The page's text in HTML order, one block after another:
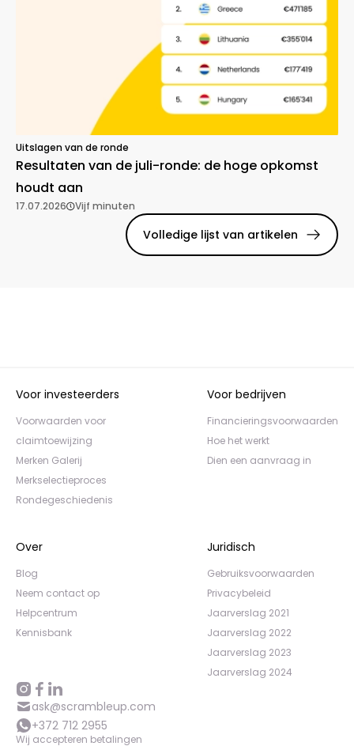
Uitslagen van de ronde
Resultaten van de juli-ronde: de hoge opkomst
houdt aan
17.07.2026 Vijf minuten
Volledige lijst van artikelen
Voor investeerders
Voorwaarden voor
claimtoewijzing
Merken Galerij
Merkselectieproces
Rondegeschiedenis
Voor bedrijven
Financieringsvoorwaarden
Hoe het werkt
Dien een aanvraag in
Over
Blog
Neem contact op
Helpcentrum
Kennisbank
Juridisch
Gebruiksvoorwaarden
Privacybeleid
Jaarverslag 2021
Jaarverslag 2022
Jaarverslag 2023
Jaarverslag 2024
ask@scrambleup.com
+372 712 2955
Wij accepteren betalingen